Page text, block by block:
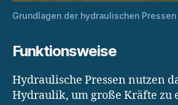
Grundlagen der hydraulischen Pressen
Funktionsweise
Hydraulische Pressen nutzen
Hydraulik, um große Kräfte zu